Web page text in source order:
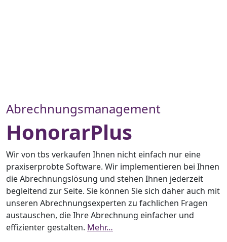
Abrechnungsmanagement
HonorarPlus
Wir von tbs verkaufen Ihnen nicht einfach nur eine
praxiserprobte Software. Wir implementieren bei Ihnen
die Abrechnungslösung und stehen Ihnen jederzeit
begleitend zur Seite. Sie können Sie sich daher auch mit
unseren Abrechnungsexperten zu fachlichen Fragen
austauschen, die Ihre Abrechnung einfacher und
effizienter gestalten. Mehr…